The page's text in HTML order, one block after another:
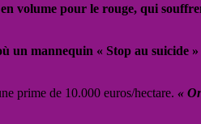
volume pour le rouge, qui
un mannequin « Stop au
prime de 10.000 euros/hectare. «